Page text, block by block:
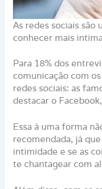
As redes sociais
conhecer mais
Para 18% dos
comunicação com
redes sociais: as
destacar o
Essa á uma forma
recomendada, já
intimidade e se as
te chantagear com